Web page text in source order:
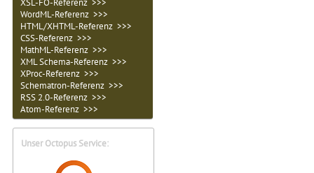
XSL-FO-Referenz >>>
WordML-Referenz >>>
HTML/XHTML-Referenz >>>
CSS-Referenz >>>
MathML-Referenz >>>
XML Schema-Referenz >>>
XProc-Referenz >>>
Schematron-Referenz >>>
RSS 2.0-Referenz >>>
Atom-Referenz >>>
Unser Octopus Service: